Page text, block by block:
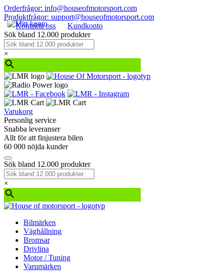
Orderfrågor: info@houseofmotorsport.com
Produktfrågor: support@houseofmotorsport.com
Kontakta oss
Kundkonto
Sök bland 12.000 produkter
×
Varukorg
Personlig service
Snabba leveranser
Allt för att finjustera bilen
60 000 nöjda kunder
Sök bland 12.000 produkter
×
Bilmärken
Väghållning
Bromsar
Drivlina
Motor / Tuning
Varumärken